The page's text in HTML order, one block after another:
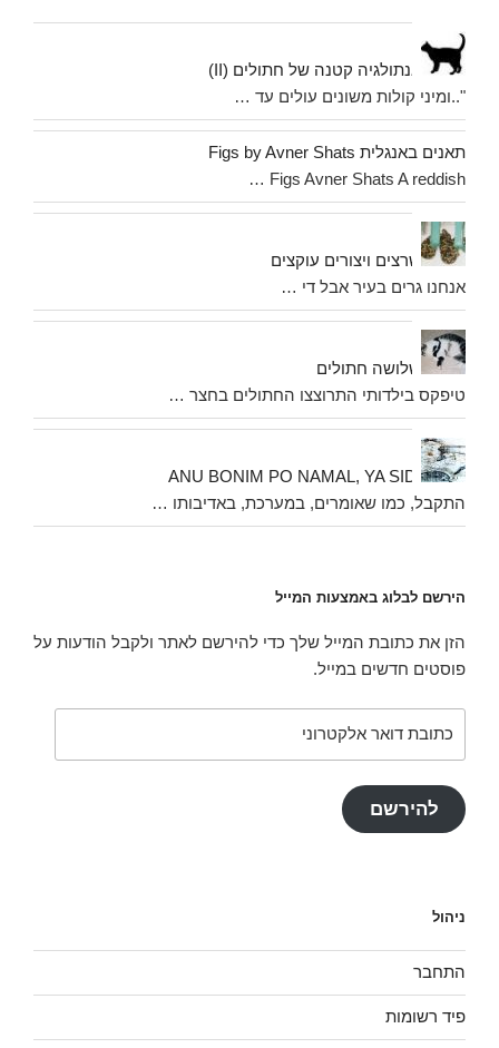
אנתולגיה קטנה של חתולים (II)
"..ומיני קולות משונים עולים עד …
תאנים באנגלית Figs by Avner Shats
Figs Avner Shats A reddish …
שרצים ויצורים עוקצים
אנחנו גרים בעיר אבל די …
שלושה חתולים
טיפקס בילדותי התרוצצו החתולים בחצר …
ANU BONIM PO NAMAL, YA SIDI
התקבל, כמו שאומרים, במערכת, באדיבותו …
הירשם לבלוג באמצעות המייל
הזן את כתובת המייל שלך כדי להירשם לאתר ולקבל הודעות על
פוסטים חדשים במייל.
להירשם
ניהול
התחבר
פיד רשומות